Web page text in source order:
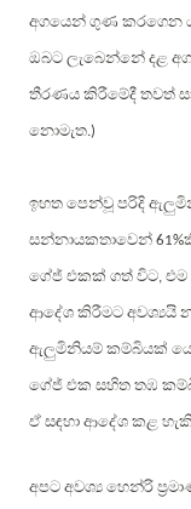
අගයෙන් ගුණ කරගෙන
ඔබට ලැබෙන්නේ දළ
තීරණය කිරීමේදී තවත්
නොමැත.)
ඉහත පෙන්වූ පරිදි
සන්නායකතාවෙන් 61%
ගේජ් එකක් ගත් විට,
ආදේශ කිරීමට අවශ්‍යයි
ඇලුමිනියම් කම්බියක්
ගේජ් එක සහිත තඹ
ඒ සඳහා ආදේශ කළ
අපට අවශ්‍ය හෙන්රි